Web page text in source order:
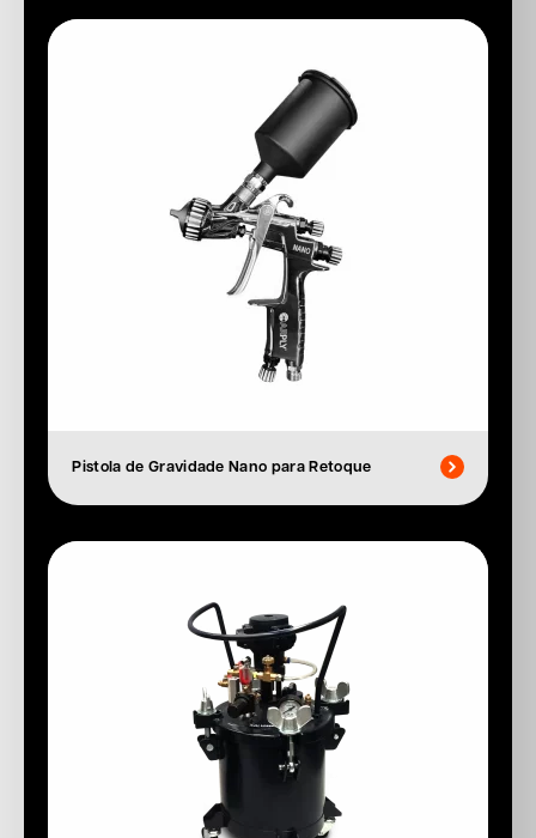
Pistola de Gravidade Nano para Retoque